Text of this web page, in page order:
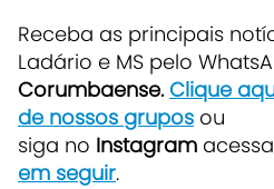
Receba as principais
Ladário e MS pelo
Corumbaense.Clique
de nossos grupos ou
siga no Instagram
em seguir.